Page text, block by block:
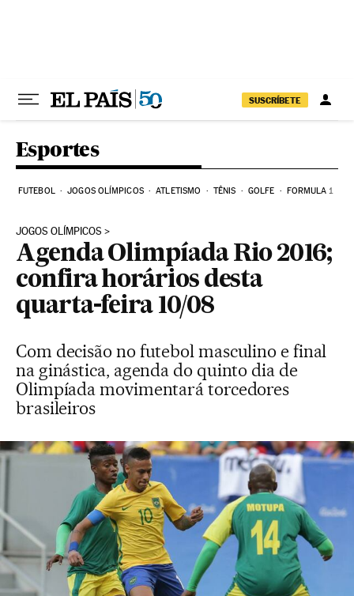
SUSCRÍBETE
Esportes
FUTEBOL JOGOS OLÍMPICOS ATLETISMO TÊNIS GOLFE FORMULA 1
JOGOS OLÍMPICOS
Agenda Olimpíada Rio 2016;
confira horários desta
quarta-feira 10/08
Com decisão no futebol masculino e final
na ginástica, agenda do quinto dia de
Olimpíada movimentará torcedores
brasileiros